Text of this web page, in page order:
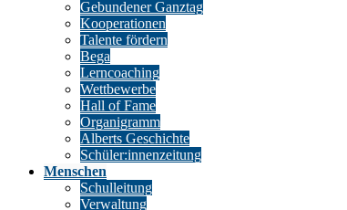
Gebundener Ganztag
Kooperationen
Talente fördern
Bega
Lerncoaching
Wettbewerbe
Hall of Fame
Organigramm
Alberts Geschichte
Schüler:innenzeitung
Menschen
Schulleitung
Verwaltung